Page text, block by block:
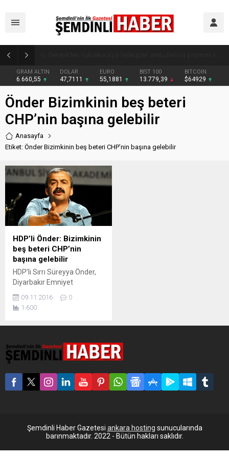
GRAM ALTIN
6.660,55
DOLAR
47,7111
EURO
55,1881
BIST 100
13.779,39
BITCOIN
$64929
Önder Bizimkinin beş beteri
CHP’nin başına gelebilir
Anasayfa
Etiket: Önder Bizimkinin beş beteri CHP’nin başına gelebilir
HDP’li Önder: Bizimkinin
beş beteri CHP’nin
başına gelebilir
HDP’li Sırrı Süreyya Önder,
Diyarbakır Emniyet
tutulurken gerçekleşen
bombalı saldırı anında
tüm sorularımıza yanıt verdi.
'HDP kapatılabilir, partinin
varlıklarına el konulabilir'
diyen Önder yine de
karamsar olmadığını söyledi.
2016’nın ilk saatlerinde
09.11.2016
0
1.600
Şemdinli Haber Gazetesi ankara hosting sunucularında
barınmaktadır. 2022 - Bütün hakları saklıdır.